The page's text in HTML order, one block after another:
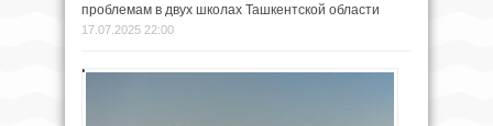
проблемам в двух школах Ташкентской области
17.07.2025 22:00